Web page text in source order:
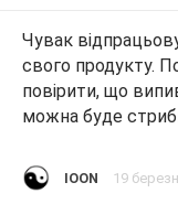
Чувак
свого продукту.
повірити, що
можна буде
IOON 19